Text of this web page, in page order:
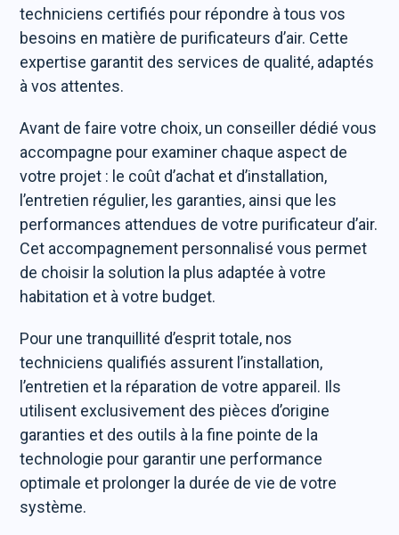
techniciens certifiés pour répondre à tous vos
besoins en matière de purificateurs d’air. Cette
expertise garantit des services de qualité, adaptés
à vos attentes.
Avant de faire votre choix, un conseiller dédié vous
accompagne pour examiner chaque aspect de
votre projet : le coût d’achat et d’installation,
l’entretien régulier, les garanties, ainsi que les
performances attendues de votre purificateur d’air.
Cet accompagnement personnalisé vous permet
de choisir la solution la plus adaptée à votre
habitation et à votre budget.
Pour une tranquillité d’esprit totale, nos
techniciens qualifiés assurent l’installation,
l’entretien et la réparation de votre appareil. Ils
utilisent exclusivement des pièces d’origine
garanties et des outils à la fine pointe de la
technologie pour garantir une performance
optimale et prolonger la durée de vie de votre
système.